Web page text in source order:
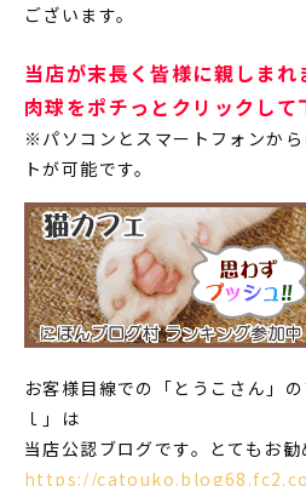
ございます。
当店が末長く皆様に親しまれ
肉球をポチっとクリックして
※パソコンとスマートフォンか
トが可能です。
お客様目線での「とうこさん」
ｌ」は
当店公認ブログです。とてもお勧
https://